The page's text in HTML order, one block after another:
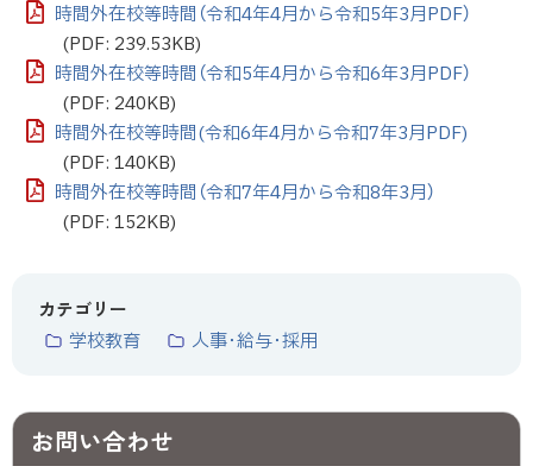
時間外在校等時間（令和4年4月から令和5年3月PDF）
(PDF: 239.53KB)
時間外在校等時間（令和5年4月から令和6年3月PDF）
(PDF: 240KB)
時間外在校等時間(令和6年4月から令和7年3月PDF)
(PDF: 140KB)
時間外在校等時間（令和7年4月から令和8年3月）
(PDF: 152KB)
カテゴリー
学校教育 人事･給与･採用
お問い合わせ